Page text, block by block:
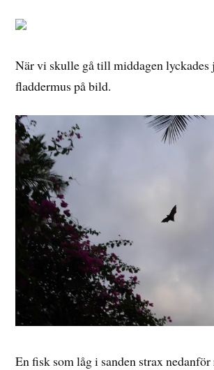
När vi skulle gå till middagen lyckades
fladdermus på bild.
En fisk som låg i sanden strax nedanför